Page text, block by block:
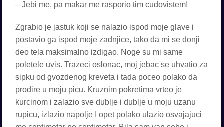
– Jebi me, pa makar me rasporio tim cudovistem!
Zgrabio je jastuk koji se nalazio ispod moje glave i
postavio ga ispod moje zadnjice, tako da mi se donji
deo tela maksimalno izdigao. Noge su mi same
poletele uvis. Trazeci oslonac, moj jebac se uhvatio za
sipku od gvozdenog kreveta i tada poceo polako da
prodire u moju picu. Kruznim pokretima vrteo je
kurcinom i zalazio sve dublje i dublje u moju uzanu
rupicu, izlazio napolje I opet polako ulazio osvajajuci